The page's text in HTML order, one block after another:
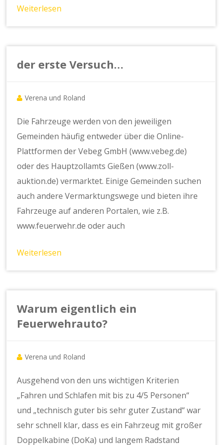
Weiterlesen
der erste Versuch…
Verena und Roland
Die Fahrzeuge werden von den jeweiligen
Gemeinden häufig entweder über die Online-
Plattformen der Vebeg GmbH (www.vebeg.de)
oder des Hauptzollamts Gießen (www.zoll-
auktion.de) vermarktet. Einige Gemeinden suchen
auch andere Vermarktungswege und bieten ihre
Fahrzeuge auf anderen Portalen, wie z.B.
www.feuerwehr.de oder auch
Weiterlesen
Warum eigentlich ein
Feuerwehrauto?
Verena und Roland
Ausgehend von den uns wichtigen Kriterien
„Fahren und Schlafen mit bis zu 4/5 Personen“
und „technisch guter bis sehr guter Zustand“ war
sehr schnell klar, dass es ein Fahrzeug mit großer
Doppelkabine (DoKa) und langem Radstand